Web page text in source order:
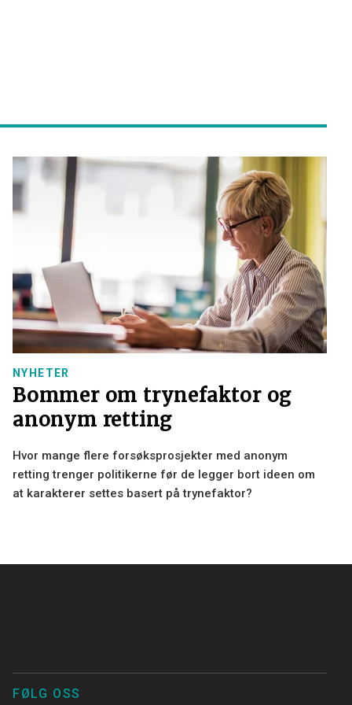
NYHETER
Bommer om trynefaktor og
anonym retting
Hvor mange flere forsøksprosjekter med anonym
retting trenger politikerne før de legger bort ideen om
at karakterer settes basert på trynefaktor?
FØLG OSS